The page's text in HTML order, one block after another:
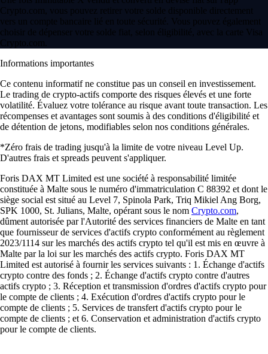
Crypto.com, vous pouvez retirer votre solde disponible directement
vers un compte bancaire lié en toute sécurité. Vous pouvez également
choisir de dépenser votre solde fiat, selon éligibilité, avec la carte Visa
Crypto.com.
Informations importantes
Ce contenu informatif ne constitue pas un conseil en investissement.
Le trading de crypto-actifs comporte des risques élevés et une forte
volatilité. Évaluez votre tolérance au risque avant toute transaction. Les
récompenses et avantages sont soumis à des conditions d'éligibilité et
de détention de jetons, modifiables selon nos conditions générales.
*Zéro frais de trading jusqu'à la limite de votre niveau Level Up.
D'autres frais et spreads peuvent s'appliquer.
Foris DAX MT Limited est une société à responsabilité limitée
constituée à Malte sous le numéro d'immatriculation C 88392 et dont le
siège social est situé au Level 7, Spinola Park, Triq Mikiel Ang Borg,
SPK 1000, St. Julians, Malte, opérant sous le nom Crypto.com,
dûment autorisée par l'Autorité des services financiers de Malte en tant
que fournisseur de services d'actifs crypto conformément au règlement
2023/1114 sur les marchés des actifs crypto tel qu'il est mis en œuvre à
Malte par la loi sur les marchés des actifs crypto. Foris DAX MT
Limited est autorisé à fournir les services suivants : 1. Échange d'actifs
crypto contre des fonds ; 2. Échange d'actifs crypto contre d'autres
actifs crypto ; 3. Réception et transmission d'ordres d'actifs crypto pour
le compte de clients ; 4. Exécution d'ordres d'actifs crypto pour le
compte de clients ; 5. Services de transfert d'actifs crypto pour le
compte de clients ; et 6. Conservation et administration d'actifs crypto
pour le compte de clients.